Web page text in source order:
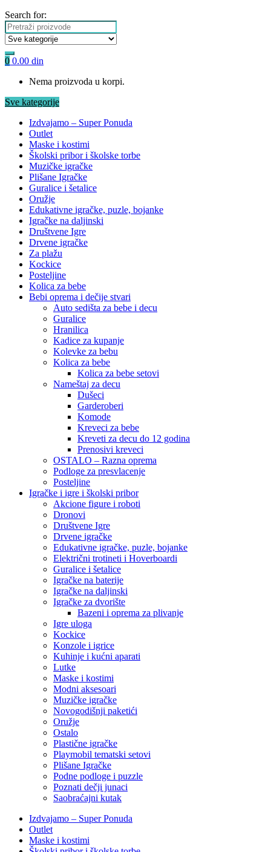
Search for:
0 0.00 din
Nema proizvoda u korpi.
Sve kategorije
Izdvajamo – Super Ponuda
Outlet
Maske i kostimi
Školski pribor i školske torbe
Muzičke igračke
Plišane Igračke
Guralice i šetalice
Oružje
Edukativne igračke, puzle, bojanke
Igračke na daljinski
Društvene Igre
Drvene igračke
Za plažu
Kockice
Posteljine
Kolica za bebe
Bebi oprema i dečije stvari
Auto sedišta za bebe i decu
Guralice
Hranilica
Kadice za kupanje
Kolevke za bebu
Kolica za bebe
Kolica za bebe setovi
Nameštaj za decu
Dušeci
Garderoberi
Komode
Kreveci za bebe
Kreveti za decu do 12 godina
Prenosivi kreveci
OSTALO – Razna oprema
Podloge za presvlacenje
Posteljine
Igračke i igre i školski pribor
Akcione figure i roboti
Dronovi
Društvene Igre
Drvene igračke
Edukativne igračke, puzle, bojanke
Električni trotineti i Hoverboardi
Guralice i šetalice
Igračke na baterije
Igračke na daljinski
‎Igračke za dvorište
Bazeni i oprema za plivanje
Igre uloga
Kockice
Konzole i igrice
Kuhinje i kućni aparati
Lutke
Maske i kostimi
Modni aksesoari
Muzičke igračke
Novogodišnji paketići
Oružje
Ostalo
Plastične igračke
Playmobil tematski setovi
Plišane Igračke
Podne podloge i puzzle
Poznati dečji junaci
Saobraćajni kutak
Izdvajamo – Super Ponuda
Outlet
Maske i kostimi